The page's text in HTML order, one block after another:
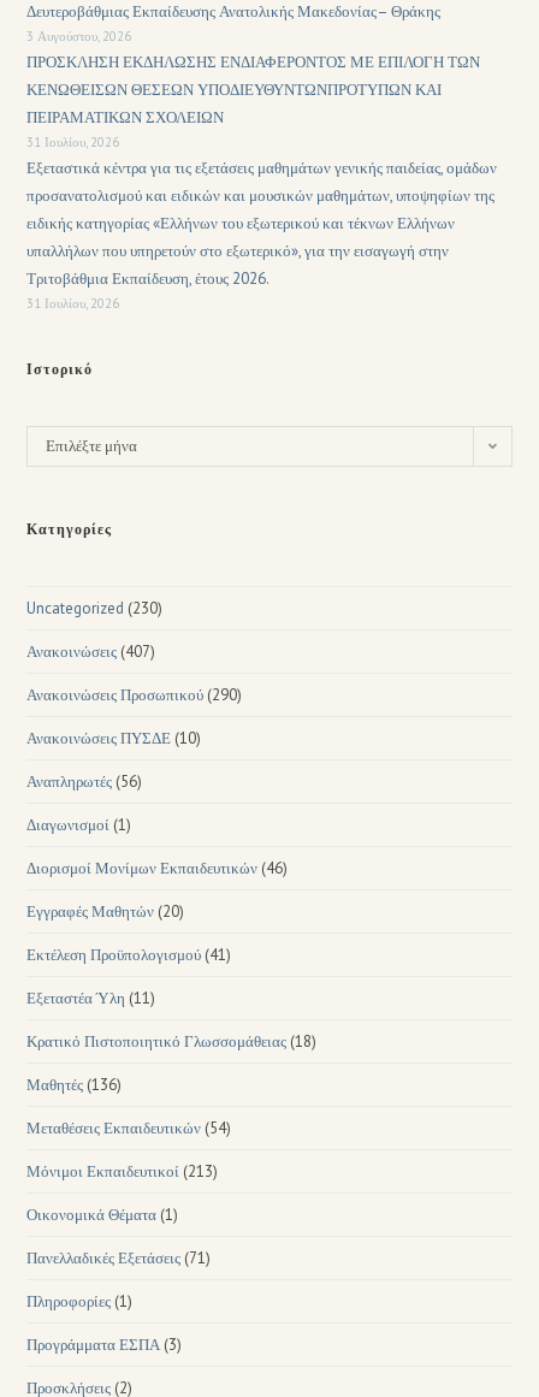
Δευτεροβάθμιας Εκπαίδευσης Ανατολικής Μακεδονίας– Θράκης
3 Αυγούστου, 2026
ΠΡΟΣΚΛΗΣΗ ΕΚΔΗΛΩΣΗΣ ΕΝΔΙΑΦΕΡΟΝΤΟΣ ΜΕ ΕΠΙΛΟΓΗ ΤΩΝ
ΚΕΝΩΘΕΙΣΩΝ ΘΕΣΕΩΝ ΥΠΟΔΙΕΥΘΥΝΤΩΝΠΡΟΤΥΠΩΝ ΚΑΙ
ΠΕΙΡΑΜΑΤΙΚΩΝ ΣΧΟΛΕΙΩΝ
31 Ιουλίου, 2026
Εξεταστικά κέντρα για τις εξετάσεις μαθημάτων γενικής παιδείας, ομάδων
προσανατολισμού και ειδικών και μουσικών μαθημάτων, υποψηφίων της
ειδικής κατηγορίας «Ελλήνων του εξωτερικού και τέκνων Ελλήνων
υπαλλήλων που υπηρετούν στο εξωτερικό», για την εισαγωγή στην
Τριτοβάθμια Εκπαίδευση, έτους 2026.
31 Ιουλίου, 2026
Ιστορικό
Επιλέξτε μήνα
Κατηγορίες
Uncategorized (230)
Ανακοινώσεις (407)
Ανακοινώσεις Προσωπικού (290)
Ανακοινώσεις ΠΥΣΔΕ (10)
Αναπληρωτές (56)
Διαγωνισμοί (1)
Διορισμοί Μονίμων Εκπαιδευτικών (46)
Εγγραφές Μαθητών (20)
Εκτέλεση Προϋπολογισμού (41)
Εξεταστέα Ύλη (11)
Κρατικό Πιστοποιητικό Γλωσσομάθειας (18)
Μαθητές (136)
Μεταθέσεις Εκπαιδευτικών (54)
Μόνιμοι Εκπαιδευτικοί (213)
Οικονομικά Θέματα (1)
Πανελλαδικές Εξετάσεις (71)
Πληροφορίες (1)
Προγράμματα ΕΣΠΑ (3)
Προσκλήσεις (2)